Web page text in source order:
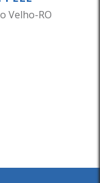
Velho-RO